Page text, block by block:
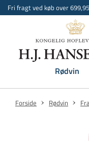
Fri fragt ved køb over 699,95
Rødvin
Forside Rødvin